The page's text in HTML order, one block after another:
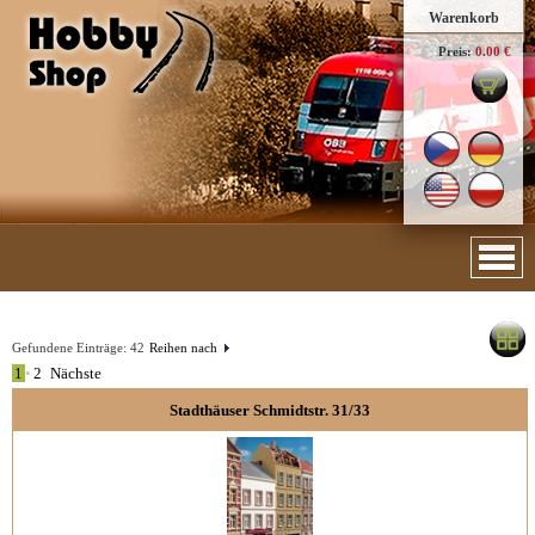
Warenkorb
Preis: 0.00 €
Reihen nach
Gefundene Einträge: 42
1 • 2 Nächste
Stadthäuser Schmidtstr. 31/33